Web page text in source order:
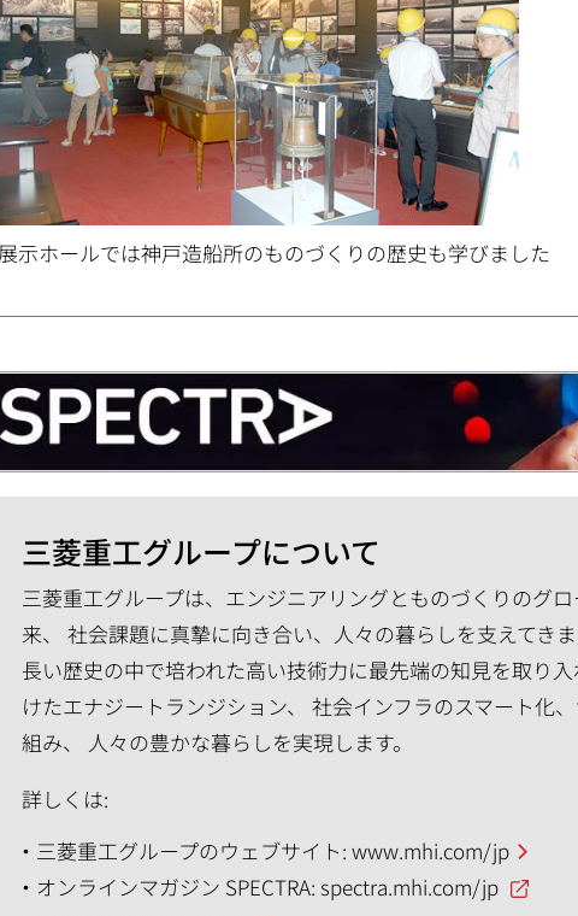
示ホールでは神戸造船所のものづくりの歴史も学びました
三菱重工グループについて
三菱重工グループは、エンジニアリングとものづくりのグ
来、 社会課題に真摯に向き合い、人々の暮らしを支えてきま
長い歴史の中で培われた高い技術力に最先端の知見を取り
けたエナジートランジション、 社会インフラのスマート化
組み、 人々の豊かな暮らしを実現します。
詳しくは:
三菱重工グループのウェブサイト: www.mhi.com/jp
オンラインマガジン SPECTRA: spectra.mhi.com/jp